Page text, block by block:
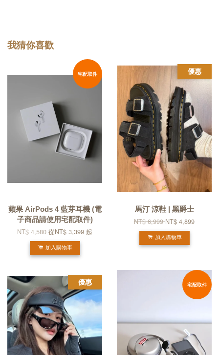
我猜你喜歡
宅配取件
蘋果 AirPods 4 藍芽耳機 (電
子商品請使用宅配取件)
NT$ 4,580從NT$ 3,399 起
加入購物車
優惠
馬汀 涼鞋 | 黑爵士
NT$ 6,999NT$ 4,899
加入購物車
優惠 宅配取件